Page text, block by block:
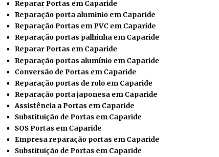
RepararPortas em Caparide
Reparação porta aluminio em Caparide
Reparação Portas em PVC em Caparide
Reparação portas palhinha em Caparide
Reparar Portas em Caparide
Reparação portas alumínio em Caparide
Conversão de Portas em Caparide
Reparação portas de rolo em Caparide
Reparação porta japonesa em Caparide
Assistência a Portas em Caparide
Substituição de Portas em Caparide
SOS Portas em Caparide
Empresa reparação portas em Caparide
Substituição de Portas em Caparide